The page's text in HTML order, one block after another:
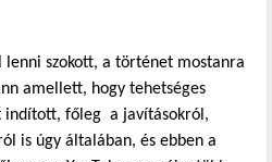
lenni szokott, a történet mostanra
amellett, hogy tehetséges
indított, főleg a javításokról,
is úgy általában, és ebben a